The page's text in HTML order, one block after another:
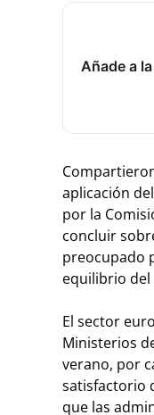
Añade a
aplicación
por la
concluir
preocupado
equilibrio
El sector
Ministerios
verano, por
satisfactorio
que las